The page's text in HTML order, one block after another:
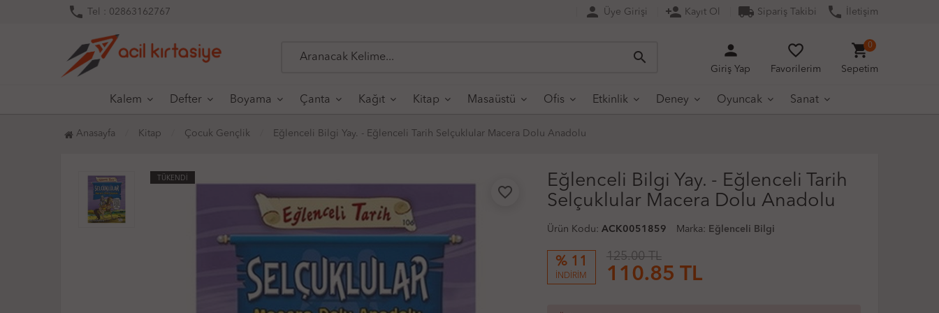
phone Tel : 02863162767 person Üye Girişi person_add Kayıt Ol local_shipping Sipariş Takibi phone İletişim
search person
Giriş Yap
favorite_border
Favorilerim
shopping_cart
Sepetim
0
Kalem Defter Boyama Çanta Kağıt Kitap Masaüstü Ofis Etkinlik Deney Oyuncak Sanat
Anasayfa Kitap Çocuk Gençlik Eğlenceli Bilgi Yay. - Eğlenceli Tarih Selçuklular Macera Dolu Anadolu
TÜKENDİ
favorite_border
Eğlenceli Bilgi Yay. - Eğlenceli Tarih
Selçuklular Macera Dolu Anadolu
Ürün Kodu: ACK0051859 Marka: Eğlenceli Bilgi
% 11
İNDİRİM
125.00 TL
110.85 TL